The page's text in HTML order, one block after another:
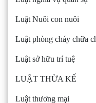
Luật Nuôi con nuôi
Luật phòng cháy chữa
Luật sở hữu trí tuệ
LUẬT THỪA KẾ
Luật thương mại